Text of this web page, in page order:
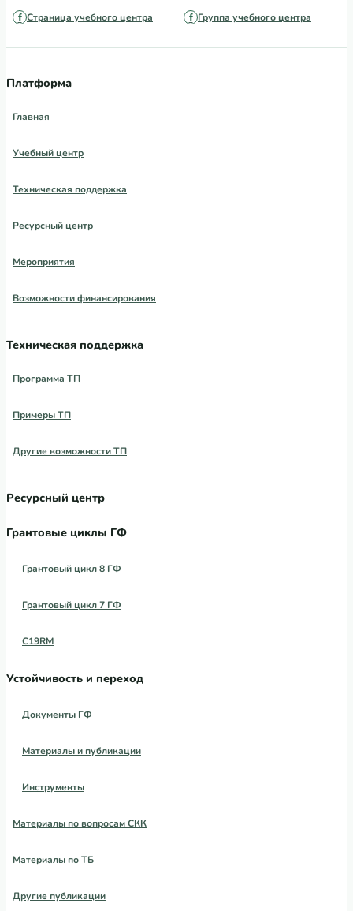
Страница учебного центра Группа учебного центра
Платформа
Главная
Учебный центр
Техническая поддержка
Ресурсный центр
Мероприятия
Возможности финансирования
Техническая поддержка
Программа ТП
Примеры ТП
Другие возможности ТП
Ресурсный центр
Грантовые циклы ГФ
Грантовый цикл 8 ГФ
Грантовый цикл 7 ГФ
C19RM
Устойчивость и переход
Документы ГФ
Материалы и публикации
Инструменты
Материалы по вопросам СКК
Материалы по ТБ
Другие публикации